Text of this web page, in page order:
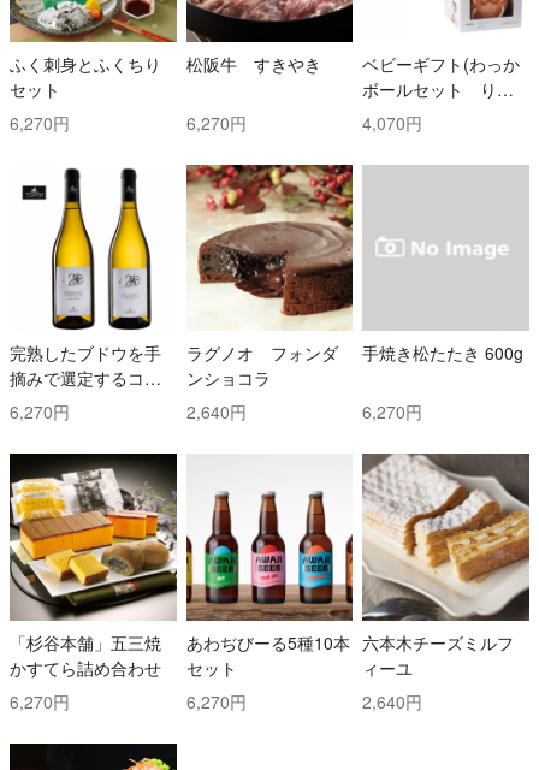
ふく刺身とふくちり
セット
6,270円
松阪牛 すきやき
6,270円
ベビーギフト(わっか
ボールセット りん
ご・しまりす)
4,070円
完熟したブドウを手
摘みで選定するコス
トと時間を掛けた白
ワイン2本セット！ ト
ッリ社/トレッビアー
ノ・ダブルッツォ 42
0 & コッリ・アプルテ
ィーニ 420 ぺコリー
ノ
6,270円
ラグノオ フォンダ
ンショコラ
2,640円
手焼き松たたき 600g
6,270円
「杉谷本舗」五三焼
かすてら詰め合わせ
6,270円
あわぢびーる5種10本
セット
6,270円
六本木チーズミルフ
ィーユ
2,640円